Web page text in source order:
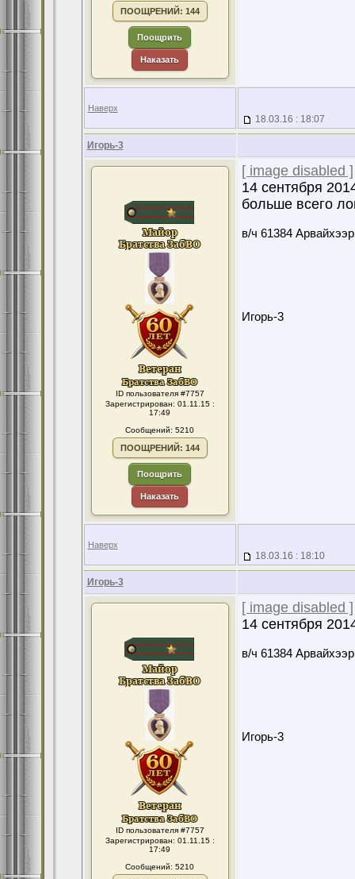
ПООЩРЕНИЙ: 144
Поощрить
Наказать
Наверх
18.03.16 : 18:07
Игорь-3
ID пользователя #7757
Зарегистрирован: 01.11.15 :
17:49
Сообщений: 5210
ПООЩРЕНИЙ: 144
Поощрить
Наказать
[ image disabled ]
14 сентября
больше всего
в/ч 61384
Игорь-3
Наверх
18.03.16 : 18:10
Игорь-3
ID пользователя #7757
Зарегистрирован: 01.11.15 :
17:49
Сообщений: 5210
[ image disabled ]
14 сентября
в/ч 61384
Игорь-3